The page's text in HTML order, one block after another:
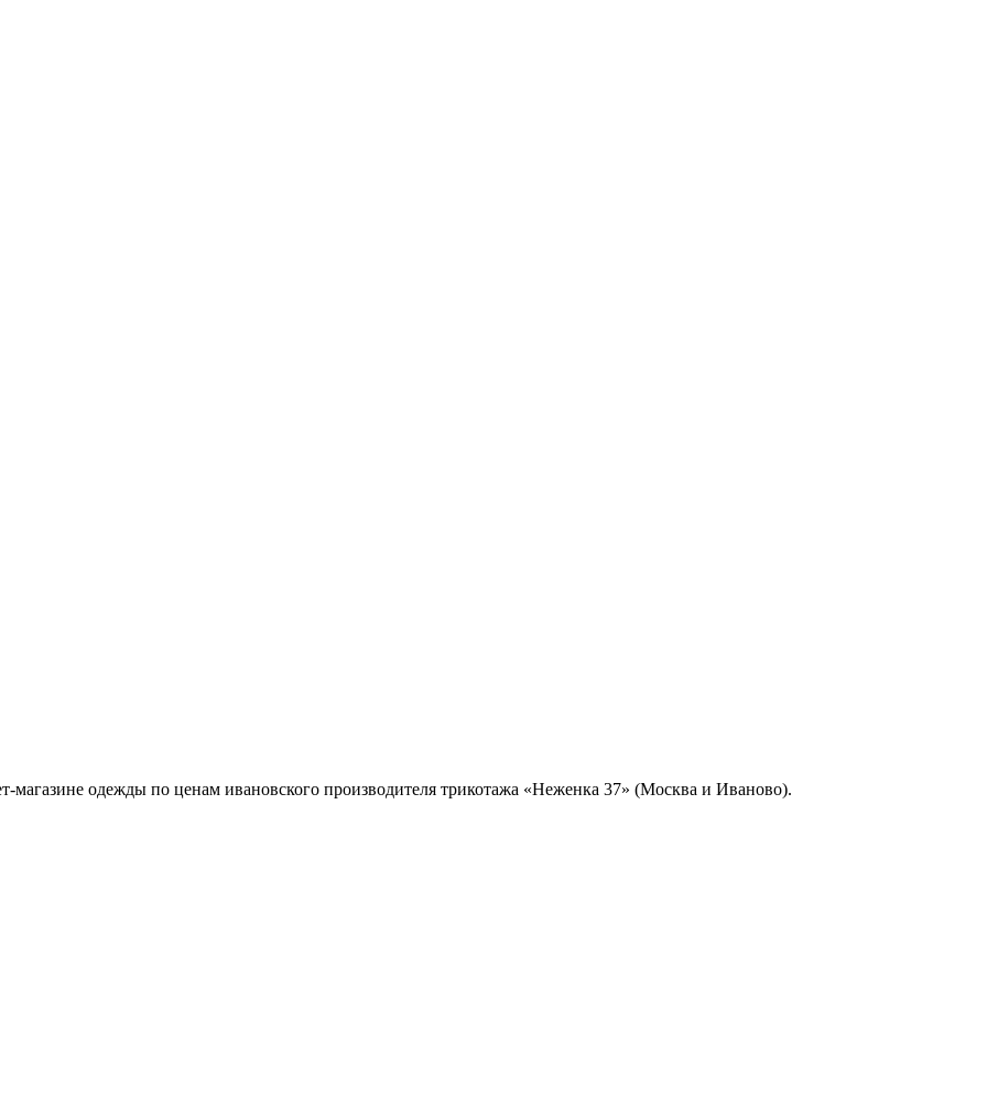
одежды по ценам ивановского производителя трикотажа «Неженка 37» (Москва и Иваново).